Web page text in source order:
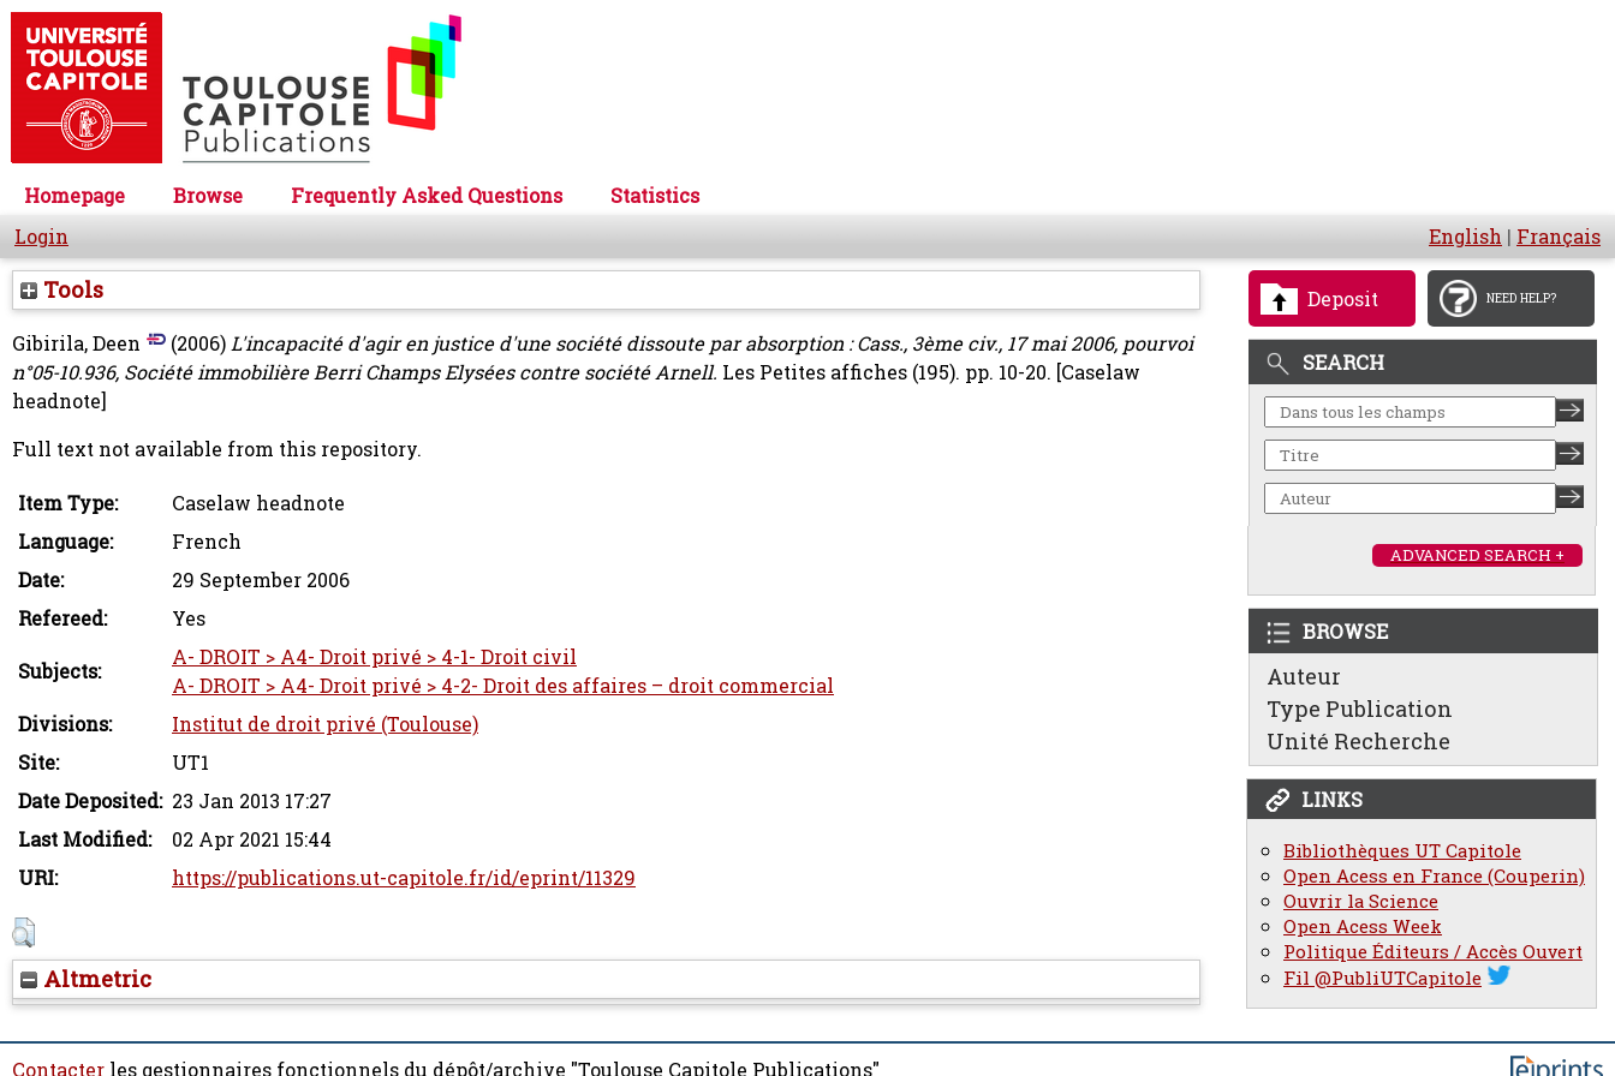
Homepage Browse Frequently Asked Questions
Statistics
Login
English | Français
Deposit NEED HELP?
SEARCH
ADVANCED SEARCH +
BROWSE
Auteur
Type Publication
Unité Recherche
LINKS
Bibliothèques UT Capitole
Open Acess en France (Couperin)
Ouvrir la Science
Open Acess Week
Politique Éditeurs / Accès Ouvert
Fil @PubliUTCapitole
Tools
Gibirila, Deen (2006)L'incapacité d'agir en justice d'une société dissoute par absorption : Cass., 3ème civ., 17 mai 2006, pourvoi
n°05-10.936, Société immobilière Berri Champs Elysées contre société Arnell. Les Petites affiches (195). pp. 10-20. [Caselaw
headnote]
Full text not available from this repository.
Item Type:
Caselaw headnote
Language:
French
Date:
29 September 2006
Refereed:
Yes
Subjects:
A- DROIT > A4- Droit privé > 4-1- Droit civil
A- DROIT > A4- Droit privé > 4-2- Droit des affaires – droit commercial
Divisions:
Institut de droit privé (Toulouse)
Site:
UT1
Date Deposited: 23 Jan 2013 17:27
Last Modified:
02 Apr 2021 15:44
URI:
https://publications.ut-capitole.fr/id/eprint/11329
Altmetric
Contacter les gestionnaires fonctionnels du dépôt/archive "Toulouse Capitole Publications"